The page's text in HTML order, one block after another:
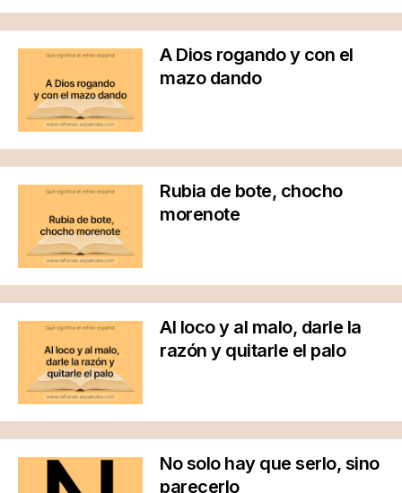
A Dios rogando y con el
mazo dando
Rubia de bote, chocho
morenote
Al loco y al malo, darle la
razón y quitarle el palo
No solo hay que serlo, sino
parecerlo